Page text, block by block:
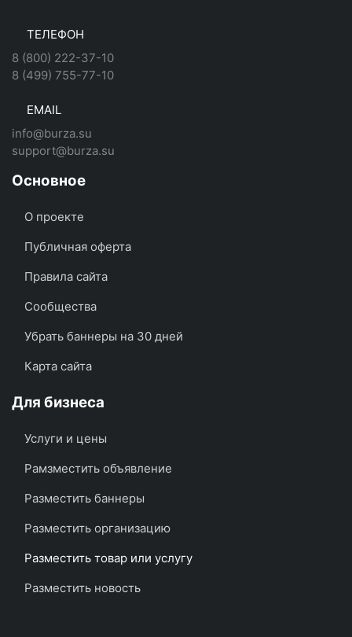
ТЕЛЕФОН
8 (800) 222-37-10
8 (499) 755-77-10
EMAIL
info@burza.su
support@burza.su
Основное
О проекте
Публичная оферта
Правила сайта
Сообщества
Убрать баннеры на 30 дней
Карта сайта
Для бизнеса
Услуги и цены
Рамзместить объявление
Разместить баннеры
Разместить организацию
Разместить товар или услугу
Разместить новость